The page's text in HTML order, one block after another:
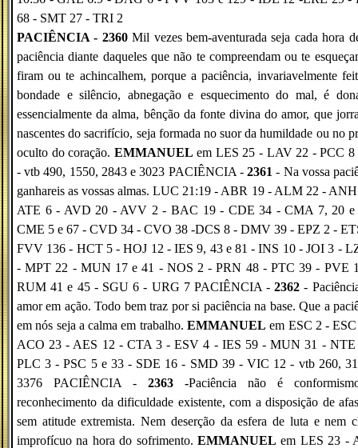
68 - SMT 27 - TRI 2
PACIÊNCIA - 2360Mil vezes bem-aventurada seja cada hora
paciência diante daqueles que não te compreendam ou te
firam ou te achincalhem, porque a paciência, invariavelmente
bondade e silêncio, abnegação e esquecimento do mal, é
essencialmente da alma, bênção da fonte divina do amor, que
nascentes do sacrifício, seja formada no suor da humildade ou no
oculto do coração. EMMANUEL em LES 25 - LAV 22 - PCC 8
- vtb 490, 1550, 2843 e 3023 PACIÊNCIA -2361 - Na vossa
ganhareis as vossas almas. LUC 21:19 - ABR 19 - ALM 22 -
ATE 6 - AVD 20 - AVV 2 - BAC 19 - CDE 34 - CMA 7, 20 e
CME 5 e 67 - CVD 34 - CVO 38 -DCS 8 - DMV 39 - EPZ 2 -
FVV 136 - HCT 5 - HOJ 12 - IES 9, 43 e 81 - INS 10 - JOI 3 -
- MPT 22 - MUN 17 e 41 - NOS 2 - PRN 48 - PTC 39 - PVE
RUM 41 e 45 - SGU 6 - URG 7 PACIÊNCIA -2362 -
amor em ação. Todo bem traz por si paciência na base. Que a
em nós seja a calma em trabalho. EMMANUEL em ESC 2 -
ACO 23 - AES 12 - CTA 3 - ESV 4 - IES 59 - MUN 31 - NTE
PLC 3 - PSC 5 e 33 - SDE 16 - SMD 39 - VIC 12 - vtb 260,
3376 PACIÊNCIA - 2363 -Paciência não é
reconhecimento da dificuldade existente, com a disposição de
sem atitude extremista. Nem deserção da esfera de luta e nem
improfícuo na hora do sofrimento. EMMANUEL em LES 23 -